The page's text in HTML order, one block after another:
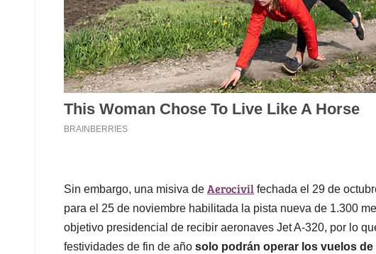
Sin embargo, una misiva de Aerocivil fechada el 29 de
para el 25 de noviembre habilitada la pista nueva de 1.300
objetivo presidencial de recibir aeronaves Jet A-320, por lo
festividades de fin de año solo podrán operar los vuelos